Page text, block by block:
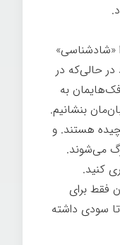
«شادشناسی»
حالی‌که در
به
بنشانیم.
هستند. و
می‌شوند.
کنید.
فقط برای
تا سودی داشته